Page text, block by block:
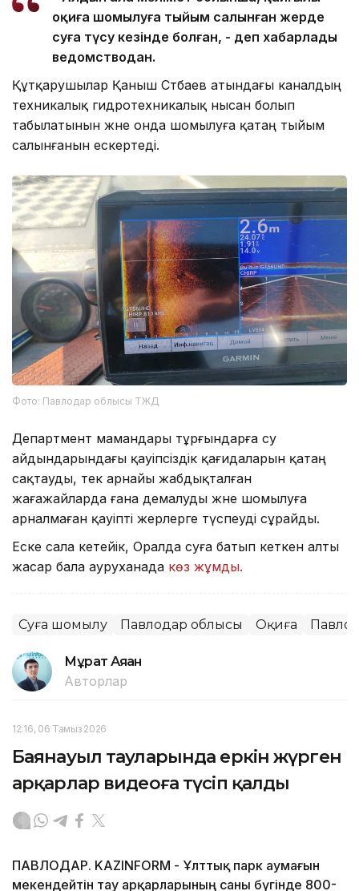
оқиға шомылуға тыйым салынған жерде
суға түсу кезінде болған, - деп хабарлады
ведомстводан.
Құтқарушылар Қаныш Сәтбаев атындағы каналдың
техникалық гидротехникалық нысан болып
табылатынын және онда шомылуға қатаң тыйым
салынғанын ескертеді.
Фото: Павлодар облысы ТЖД
Департмент мамандары тұрғындарға су
айдындарындағы қауіпсіздік қағидаларын қатаң
сақтауды, тек арнайы жабдықталған
жағажайларда ғана демалуды және шомылуға
арналмаған қауіпті жерлерге түспеуді сұрайды.
Еске сала кетейік, Оралда суға батып кеткен алты
жасар бала ауруханада көз жұмды.
Суға шомылу Павлодар облысы Оқиға
Мұрат Аяған
Авторлар
12:16, 06 Тамыз 2026
Баянауыл тауларында еркін жүрген
арқарлар видеоға түсіп қалды
ПАВЛОДАР. KAZINFORM - Ұлттық парк аумағын
мекендейтін тау арқарларының саны бүгінде 800-